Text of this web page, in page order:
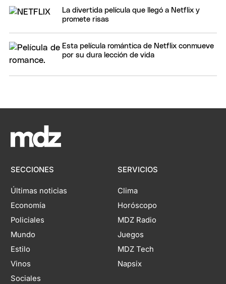
La divertida película que llegó a Netflix y
promete risas
Esta película romántica de Netflix conmueve
por su dura lección de vida
SECCIONES
Últimas noticias
Economía
Policiales
Mundo
Estilo
Vinos
Sociales
SERVICIOS
Clima
Horóscopo
MDZ Radio
Juegos
MDZ Tech
Napsix